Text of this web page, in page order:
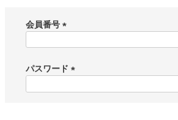
会員番号
須
)
パスワード